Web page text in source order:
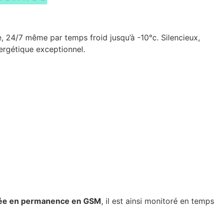
7 même par temps froid jusqu’à -10°c. Silencieux,
exceptionnel.
en permanence en GSM, il est ainsi monitoré en temps